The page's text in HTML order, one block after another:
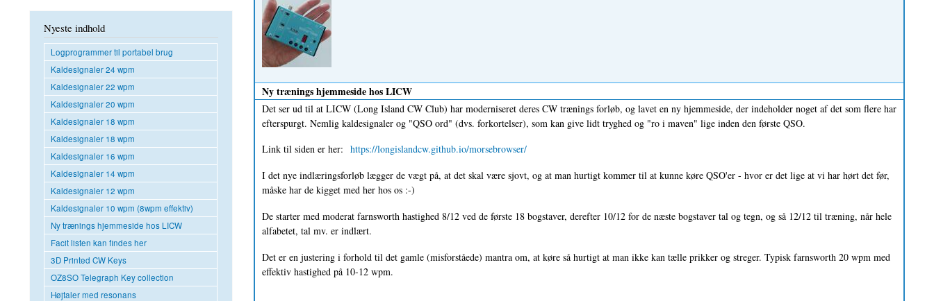
Ny trænings hjemmeside hos LICW
Det ser ud til at LICW (Long Island CW Club) har moderniseret deres CW trænings forløb, og lavet en ny hjemmeside, der indeholder noget af det som flere har
efterspurgt. Nemlig kaldesignaler og "QSO ord" (dvs. forkortelser), som kan give lidt tryghed og "ro i maven" lige inden den første QSO.
Link til siden er her: https://longislandcw.github.io/morsebrowser/
I det nye indlæringsforløb lægger de vægt på, at det skal være sjovt, og at man hurtigt kommer til at kunne køre QSO'er - hvor er det lige at vi har hørt det før,
måske har de kigget med her hos os :-)
De starter med moderat farnsworth hastighed 8/12 ved de første 18 bogstaver, derefter 10/12 for de næste bogstaver tal og tegn, og så 12/12 til træning, når hele
alfabetet, tal mv. er indlært.
Det er en justering i forhold til det gamle (misforståede) mantra om, at køre så hurtigt at man ikke kan tælle prikker og streger. Typisk farnsworth 20 wpm med
effektiv hastighed på 10-12 wpm.
Nyeste indhold
Logprogrammer til portabel brug
Kaldesignaler 24 wpm
Kaldesignaler 22 wpm
Kaldesignaler 20 wpm
Kaldesignaler 18 wpm
Kaldesignaler 18 wpm
Kaldesignaler 16 wpm
Kaldesignaler 14 wpm
Kaldesignaler 12 wpm
Kaldesignaler 10 wpm (8wpm effektiv)
Ny trænings hjemmeside hos LICW
Facit listen kan findes her
3D Printed CW Keys
OZ8SO Telegraph Key collection
Højtaler med resonans